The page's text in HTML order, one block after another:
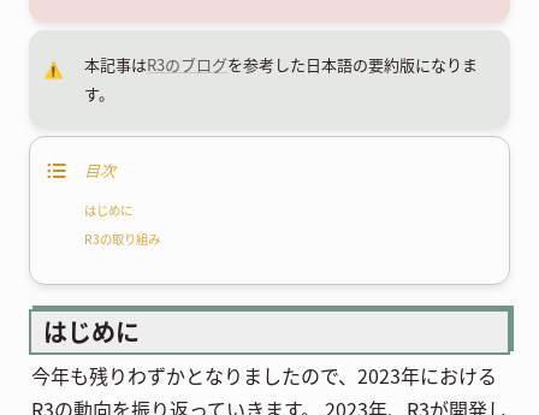
⚠️ 本記事はR3のブログを参考した日本語の要約版になりま
す。
目次
はじめに
R3の取り組み
はじめに
今年も残りわずかとなりましたので、2023年における